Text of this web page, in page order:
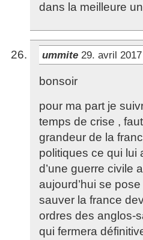
dans la meilleure
ummite 29. avril
bonsoir
pour ma part je
temps de crise ,
grandeur de la
politiques ce qui lui
d’une guerre civile
aujourd’hui se
sauver la france
ordres des anglos-
qui fermera